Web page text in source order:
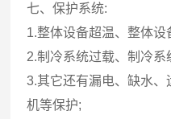
七、保护系统:
1.整体设备超温、整体设
2.制冷系统过载、制冷
3.其它还有漏电、缺水、
机等保护;